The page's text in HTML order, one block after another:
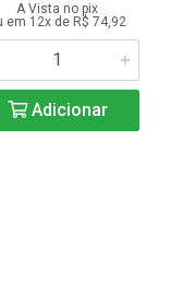
A Vista no pix
em 12x de R$ 74,92
Adicionar